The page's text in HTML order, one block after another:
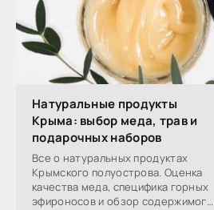
Натуральные продукты
Крыма: выбор меда, трав и
подарочных наборов
Все о натуральных продуктах
Крымского полуострова. Оценка
качества меда, специфика горных
эфироносов и обзор содержимого